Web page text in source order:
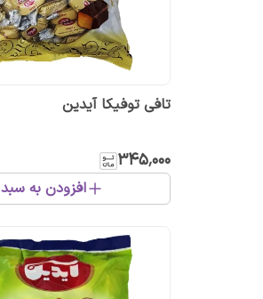
تافی توفیکا آیدین
۳۴۵٬۰۰۰
افزودن به سبد